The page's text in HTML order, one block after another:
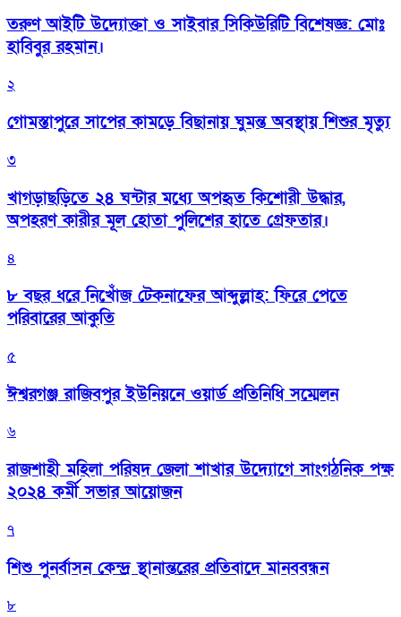
তরুণ আইটি উদ্যোক্তা ও সাইবার সিকিউরিটি বিশেষজ্ঞ: মোঃ
হাবিবুর রহমান।
২
গোমস্তাপুরে সাপের কামড়ে বিছানায় ঘুমন্ত অবস্থায় শিশুর মৃত্যু
৩
খাগড়াছড়িতে ২৪ ঘন্টার মধ্যে অপহৃত কিশোরী উদ্ধার,
অপহরণ কারীর মূল হোতা পুলিশের হাতে গ্রেফতার।
৪
৮ বছর ধরে নিখোঁজ টেকনাফের আব্দুল্লাহ: ফিরে পেতে
পরিবারের আকুতি
৫
ঈশ্বরগঞ্জ রাজিবপুর ইউনিয়নে ওয়ার্ড প্রতিনিধি সম্মেলন
৬
রাজশাহী মহিলা পরিষদ জেলা শাখার উদ্যোগে সাংগঠনিক পক্ষ
২০২৪ কর্মী সভার আয়োজন
৭
শিশু পুনর্বাসন কেন্দ্র স্থানান্তরের প্রতিবাদে মানববন্ধন
৮